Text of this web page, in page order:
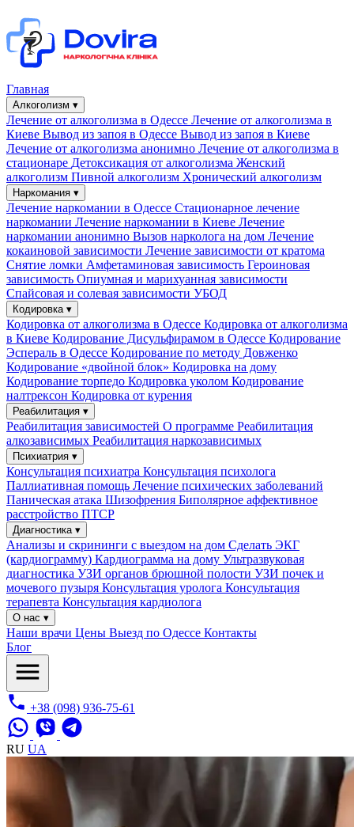
Главная
Алкоголизм ▾
Лечение от алкоголизма в Одессе Лечение от алкоголизма в
Киеве Вывод из запоя в Одессе Вывод из запоя в Киеве
Лечение от алкоголизма анонимно Лечение от алкоголизма в
стационаре Детоксикация от алкоголизма Женский
алкоголизм Пивной алкоголизм Хронический алкоголизм
Наркомания ▾
Лечение наркомании в Одессе Стационарное лечение
наркомании Лечение наркомании в Киеве Лечение
наркомании анонимно Вызов нарколога на дом Лечение
кокаиновой зависимости Лечение зависимости от кратома
Снятие ломки Амфетаминовая зависимость Героиновая
зависимость Опиумная и марихуанная зависимости
Спайсовая и солевая зависимости УБОД
Кодировка ▾
Кодировка от алкоголизма в Одессе Кодировка от алкоголизма
в Киеве Кодирование Дисульфирамом в Одессе Кодирование
Эспераль в Одессе Кодирование по методу Довженко
Кодирование «двойной блок» Кодировка на дому
Кодирование торпедо Кодировка уколом Кодирование
налтрексон Кодировка от курения
Реабилитация ▾
Реабилитация зависимостей О программе Реабилитация
алкозависимых Реабилитация наркозависимых
Психиатрия ▾
Консультация психиатра Консультация психолога
Паллиативная помощь Лечение психических заболеваний
Паническая атака Шизофрения Биполярное аффективное
расстройство ПТСР
Диагностика ▾
Анализы и скрининги с выездом на дом Сделать ЭКГ
(кардиограмму) Кардиограмма на дому Ультразвуковая
диагностика УЗИ органов брюшной полости УЗИ почек и
мочевого пузыря Консультация уролога Консультация
терапевта Консультация кардиолога
О нас ▾
Наши врачи Цены Выезд по Одессе Контакты
Блог
+38 (098) 936-75-61
RU UA